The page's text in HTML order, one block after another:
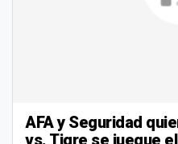
AFA y Seguridad
vs. Tigre se juegue